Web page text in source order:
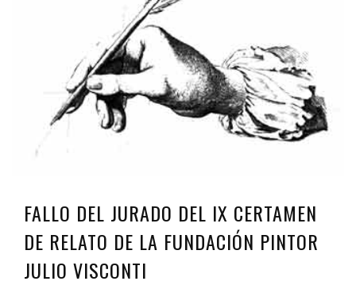
FALLO DEL JURADO DEL IX CERTAMEN
DE RELATO DE LA FUNDACIÓN PINTOR
JULIO VISCONTI